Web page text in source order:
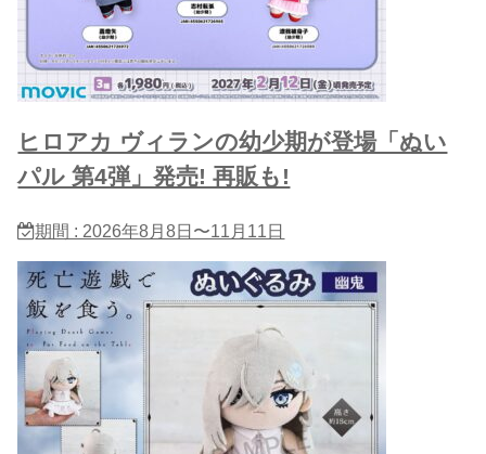
ヒロアカ ヴィランの幼少期が登場「ぬい
パル 第4弾」発売! 再販も!
期間 : 2026年8月8日〜11月11日